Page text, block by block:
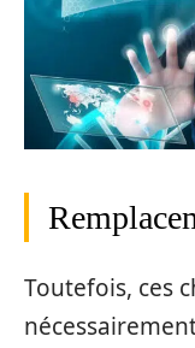
Toutefois, ces